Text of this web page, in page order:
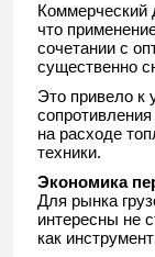
Коммерческий
что
сочетании с
существенно
Это привело к
на расходе
техники.
Экономика
Для рынка
интересны не
как